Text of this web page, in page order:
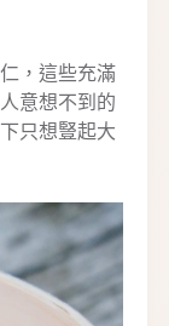
，這些充滿
意想不到的
只想豎起大